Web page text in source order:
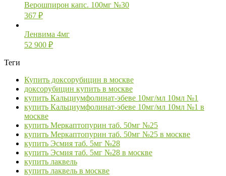
Верошпирон капс. 100мг №30
367 ₽
Ленвима 4мг
52 900 ₽
Теги
Купить доксорубицин в москве
доксорубицин купить в москве
купить Кальциумфолинат-эбеве 10мг/мл 10мл №1
купить Кальциумфолинат-эбеве 10мг/мл 10мл №1 в
москве
купить Меркаптопурин таб. 50мг №25
купить Меркаптопурин таб. 50мг №25 в москве
купить Эсмия таб. 5мг №28
купить Эсмия таб. 5мг №28 в москве
купить лаквель
купить лаквель в москве